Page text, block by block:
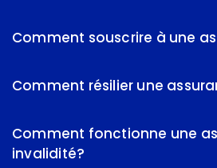
Comment souscrire à une
Comment résilier une
Comment fonctionne une
invalidité?